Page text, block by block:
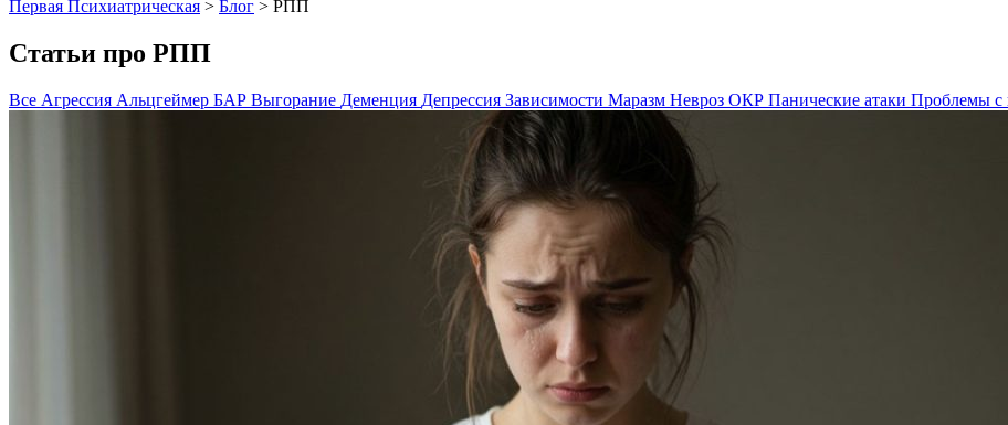
Первая Психиатрическая > Блог > РПП
Статьи про РПП
Все Агрессия Альцгеймер БАР Выгорание Деменция Депрессия Зависимости Маразм Невроз ОКР Панические атаки Проблемы с